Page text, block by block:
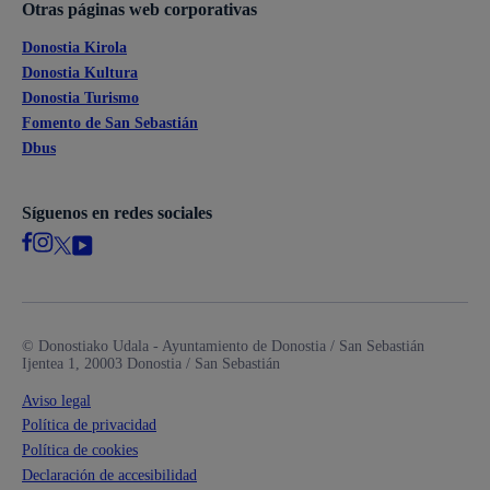
Otras páginas web corporativas
Donostia Kirola
Donostia Kultura
Donostia Turismo
Fomento de San Sebastián
Dbus
Síguenos en redes sociales
© Donostiako Udala - Ayuntamiento de Donostia / San Sebastián
Ijentea 1, 20003 Donostia / San Sebastián
Aviso legal
Política de privacidad
Política de cookies
Declaración de accesibilidad